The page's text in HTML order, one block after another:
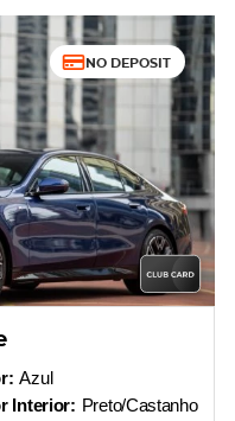
NO DEPOSIT
Azul
Interior: Preto/Castanho